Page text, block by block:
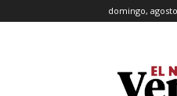
domingo,